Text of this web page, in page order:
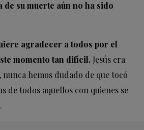
de su muerte aún no ha sido
agradecer a todos por el
momento tan difícil. Jesús era
hemos dudado de que tocó
de todos aquellos con quienes se